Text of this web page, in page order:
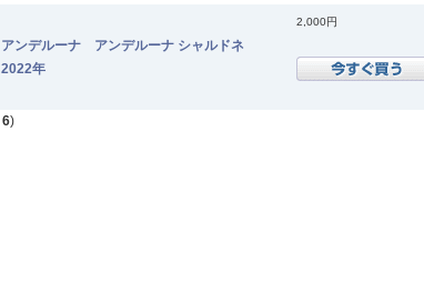
アンデルーナ アンデルーナ シャルドネ
2022年
2,000円
6)